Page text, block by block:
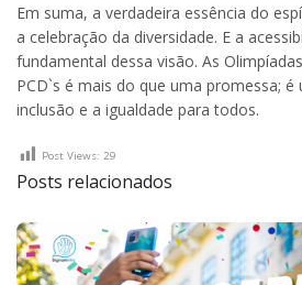
Em suma, a verdadeira essência do
a celebração da diversidade. E a
fundamental dessa visão. As
PCD`s é mais do que uma promessa;
inclusão e a igualdade para todos.
Post Views: 29
Posts relacionados